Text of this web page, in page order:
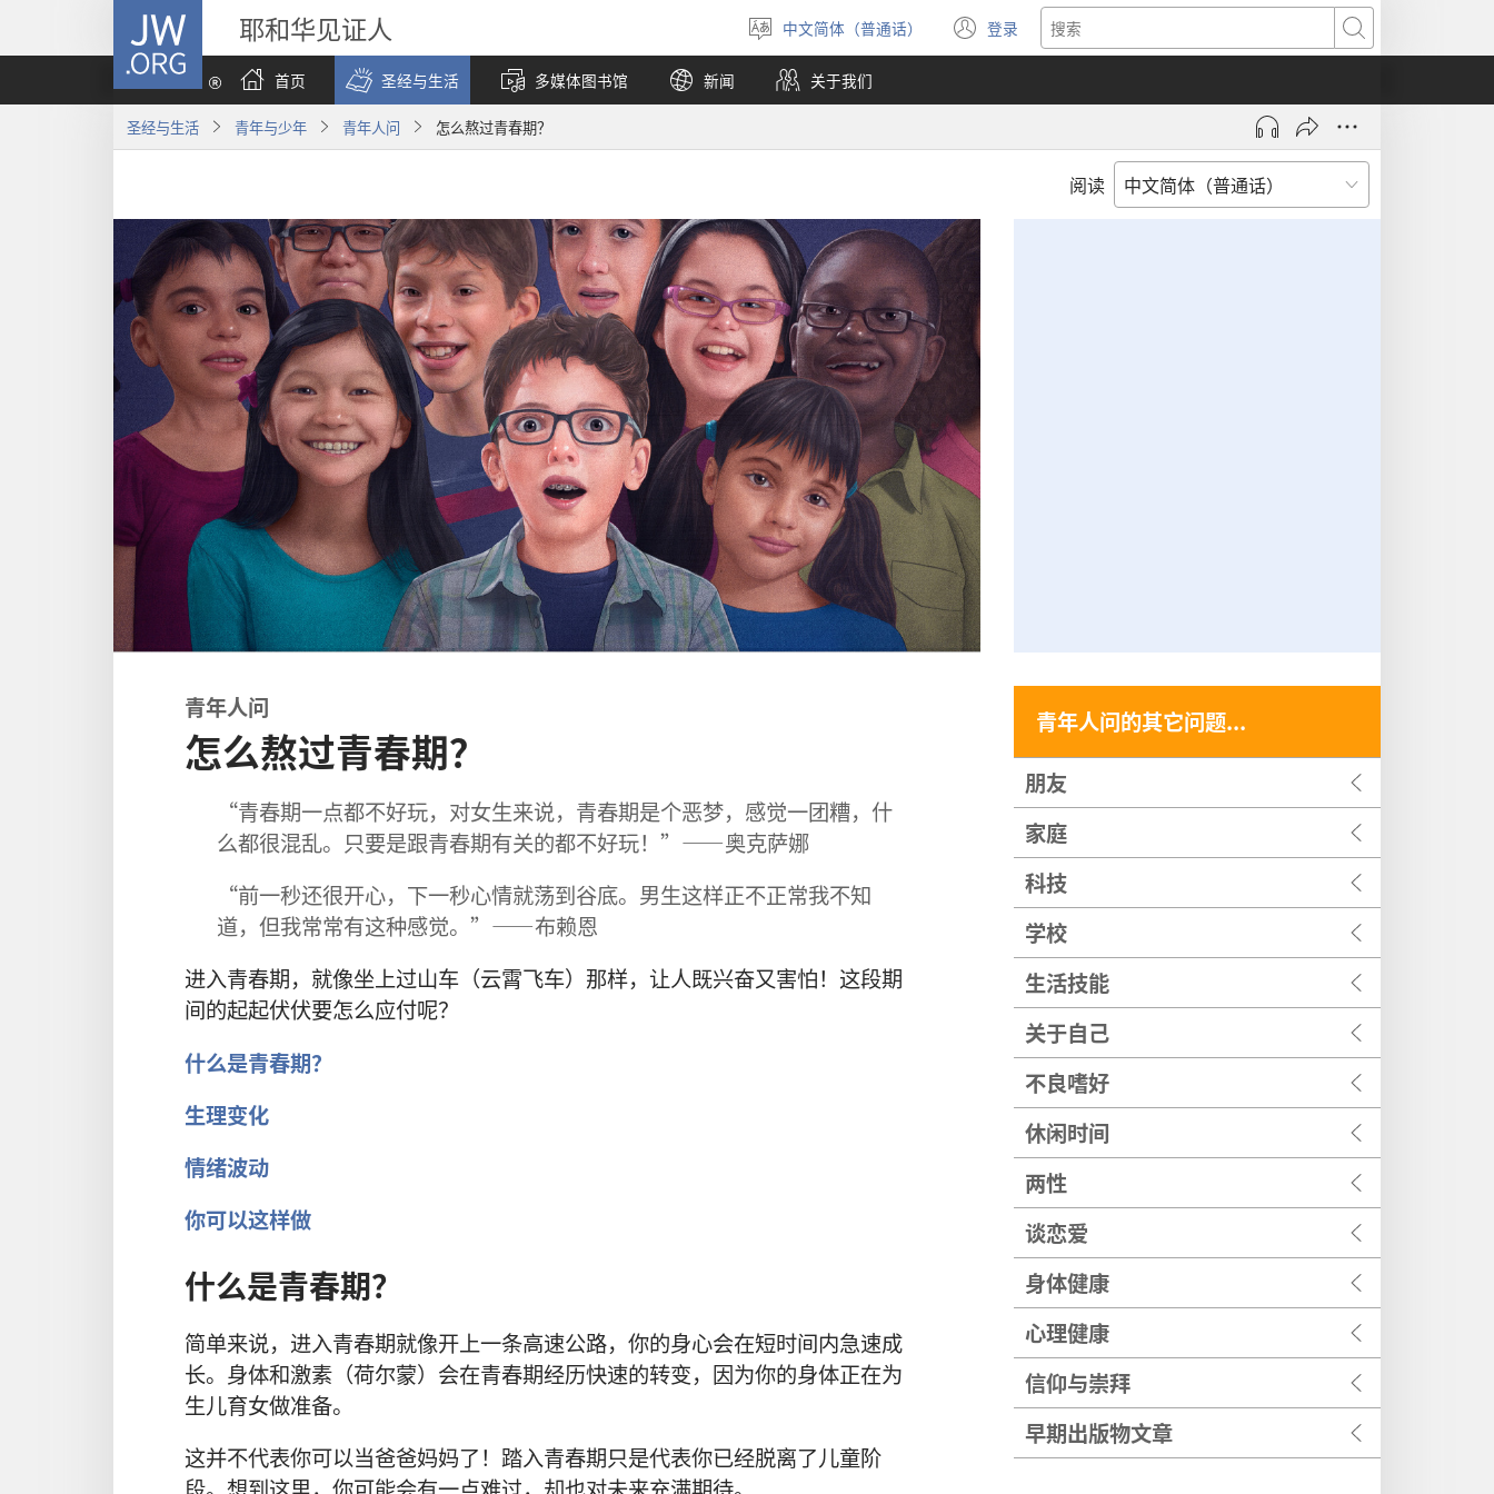
JW.ORG 耶和华见证人
选
择
语
言
中文简体（普通话） 登录
（打
开
窗
搜
索
首页
圣经与生活 多媒体图书馆 新闻 关于我们
圣经与生活 青年与少年 青年人问 怎么熬过青春期？
阅读
青年人问
怎么熬过青春期？
“青春期一点都不好玩，对女生来说，青春期是个恶梦，感觉一团糟，什
么都很混乱。只要是跟青春期有关的都不好玩！”——奥克萨娜
“前一秒还很开心，下一秒心情就荡到谷底。男生这样正不正常我不知
道，但我常常有这种感觉。”——布赖恩
进入青春期，就像坐上过山车（云霄飞车）那样，让人既兴奋又害怕！这段期
间的起起伏伏要怎么应付呢？
什么是青春期？
生理变化
情绪波动
你可以这样做
什么是青春期？
简单来说，进入青春期就像开上一条高速公路，你的身心会在短时间内急速成
长。身体和激素（荷尔蒙）会在青春期经历快速的转变，因为你的身体正在为
生儿育女做准备。
这并不代表你可以当爸爸妈妈了！踏入青春期只是代表你已经脱离了儿童阶
青年人问的其它问题...
朋友
家庭
科技
学校
生活技能
关于自己
不良嗜好
休闲时间
两性
谈恋爱
身体健康
心理健康
信仰与崇拜
早期出版物文章